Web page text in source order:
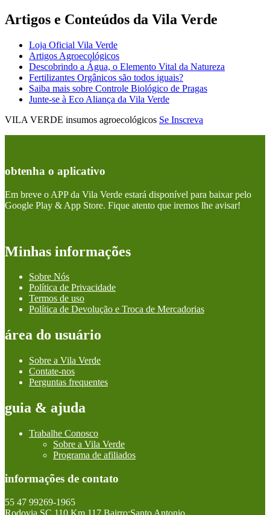
Artigos e Conteúdos da Vila Verde
Loja Oficial Vila Verde
Artigos Agroecológicos
Descobrindo a Água, o Elemento Vital da Natureza
Fertilizantes Orgânicos são todos iguais?
Saiba mais sobre Controle Biológico de Pragas
Junte-se à Eco Aliança da Vila Verde
VILA VERDE insumos agroecológicos Se Inscreva
obtenha o aplicativo
Em breve o APP da Vila Verde estará disponível para baixar pelo
Google Play & App Store. Fique atento que iremos lhe avisar!
Minhas informações
Sobre Nós
Política de Privacidade
Termos de uso
Política de Devolução e Troca de Mercadorias
área do usuário
Sobre a Vila Verde
Contate-nos
Perguntas frequentes
guia & ajuda
Trabalhe Conosco
Sobre a Vila Verde
Programa de afiliados
informações de contato
55 47 99269-1965
Rodovia SC 110 Km 117 Bairro:Santo Antonio